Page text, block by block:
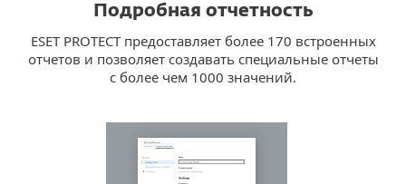
Подробная отчетность
ESET PROTECT предоставляет более 170 встроенных
отчетов и позволяет создавать специальные отчеты
с более чем 1000 значений.